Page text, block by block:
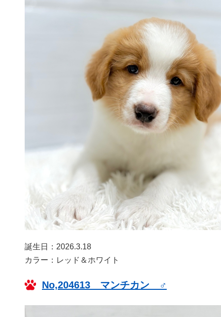
誕生日：2026.3.18
カラー：レッド＆ホワイト
No,204613 マンチカン ♂